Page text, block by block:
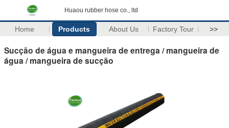
Huaou rubber hose co., ltd
Home Products About Us Factory Tour >>
Sucção de água e mangueira de entrega / mangueira de
água / mangueira de sucção